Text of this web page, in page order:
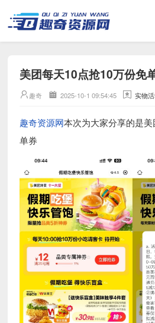
美团每天10点抢10万份免
趣奇 2025-10-1 09:54:45 实物
趣奇资源网本次为大家分享的是
单券